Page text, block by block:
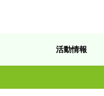
活動情報